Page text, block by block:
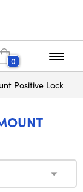
0
Positive Lock